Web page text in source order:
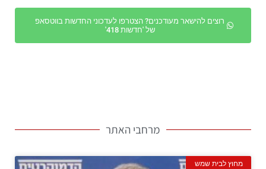
רוצים להישאר מעודכנים? הצטרפו לעדכוני החדשות בווטסאפ
של 'חדשות 418'
מרחבי האתר
מחוץ לבית שמש